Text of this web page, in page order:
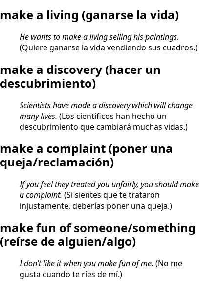
make a living (ganarse la vida)
He wants to make a living selling his paintings.
(Quiere ganarse la vida vendiendo sus cuadros.)
make a discovery (hacer un
descubrimiento)
Scientists have made a discovery which will change
many lives. (Los científicos han hecho un
descubrimiento que cambiará muchas vidas.)
make a complaint (poner una
queja/reclamación)
If you feel they treated you unfairly, you should make
a complaint. (Si sientes que te trataron
injustamente, deberías poner una queja.)
make fun of someone/something
(reírse de alguien/algo)
I don’t like it when you make fun of me. (No me
gusta cuando te ríes de mí.)